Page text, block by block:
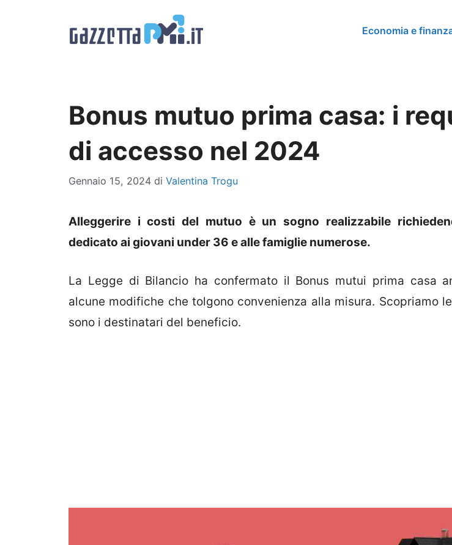
Economia e
Bonus mutuo prima casa: i
di accesso nel 2024
Gennaio 15, 2024 di Valentina Trogu
Alleggerire i costi del mutuo è un sogno realizzabile
dedicato ai giovani under 36 e alle famiglie numerose.
La Legge di Bilancio ha confermato il Bonus mutui prima casa
alcune modifiche che tolgono convenienza alla misura. Scopriamo
sono i destinatari del beneficio.